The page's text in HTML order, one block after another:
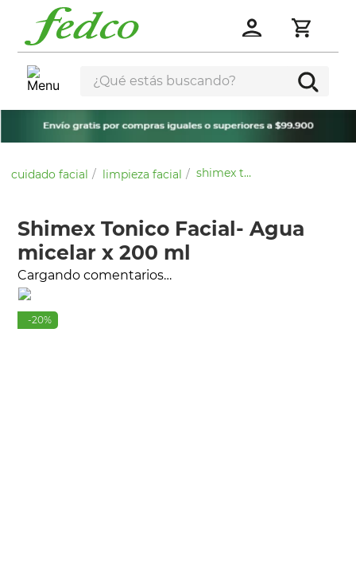
¿Qué estás buscando?
cuidado facial limpieza facial shimex tonico facial- agua micelar x 200 ml
Shimex Tonico Facial- Agua
micelar x 200 ml
Cargando comentarios…
-20%